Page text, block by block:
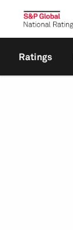
Ratings